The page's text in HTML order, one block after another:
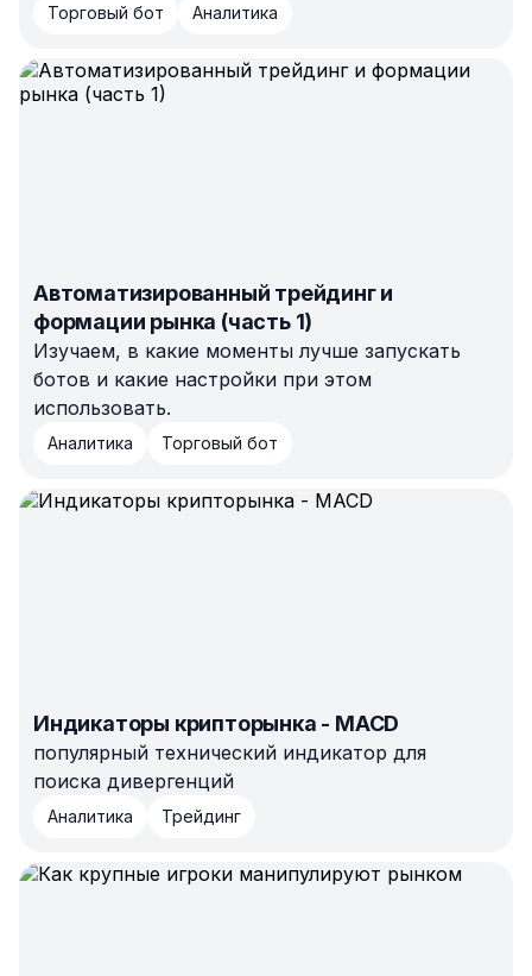
Торговый бот Аналитика
Автоматизированный трейдинг и
формации рынка (часть 1)
Изучаем, в какие моменты лучше запускать
ботов и какие настройки при этом
использовать.
Аналитика Торговый бот
Индикаторы крипторынка - MACD
популярный технический индикатор для
поиска дивергенций
Аналитика Трейдинг